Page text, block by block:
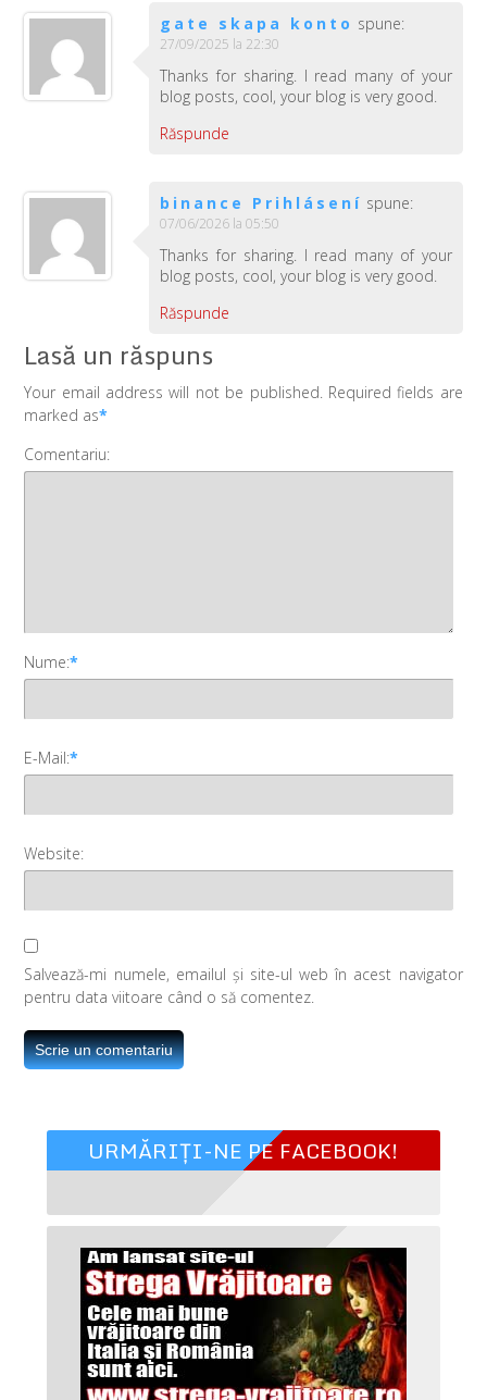
gate skapa konto spune:
27/09/2025 la 22:30
Thanks for sharing. I read many of your
blog posts, cool, your blog is very good.
Răspunde
binance Prihlásení spune:
07/06/2026 la 05:50
Thanks for sharing. I read many of your
blog posts, cool, your blog is very good.
Răspunde
Lasă un răspuns
Your email address will not be published. Required fields are
marked as*
Comentariu:
Nume:*
E-Mail:*
Website:
Salvează-mi numele, emailul și site-ul web în acest navigator
pentru data viitoare când o să comentez.
URMĂRIȚI-NE PE FACEBOOK!